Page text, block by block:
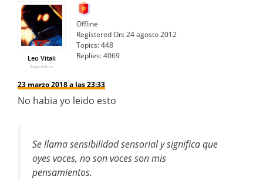
Leo Vitali
SuperAdmin
Offline
Registered On:24 agosto 2012
Topics:448
Replies:4069
23 marzo 2018 a las 23:33
No habia yo leido esto
Se llama sensibilidad sensorial y significa que
oyes voces, no son voces son mis
pensamientos.